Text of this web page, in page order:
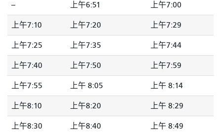
-- 上午6:51 上午7:00
上午7:10 上午7:20 上午7:29
上午7:25 上午7:35 上午7:44
上午7:40 上午7:50 上午7:59
上午7:55 上午 8:05 上午 8:14
上午8:10 上午8:20 上午 8:29
上午8:30 上午8:40 上午 8:49